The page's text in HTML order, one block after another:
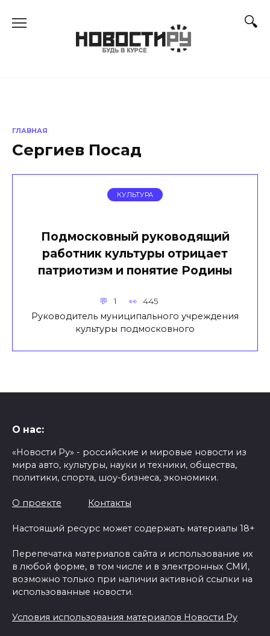
ГЛАВНАЯ
Сергиев Посад
КУЛЬТУРА
Подмосковный руководящий
работник культуры отрицает
патриотизм и понятие Родины
1 445
Руководитель муниципального учреждения
культуры подмосковного
О нас:
«Новости Ру» - российские и мировые новости из
мира авто, культуры, науки и техники, общества,
политики, спорта, шоу-бизнеса, экономики.
О проекте Контакты
Настоящий ресурс может содержать материалы 18+
Перепечатка материалов сайта и использование их
в любой форме, в том числе и в электронных СМИ,
возможно только при наличии активной ссылки на
использованные новости.
Условия использования материалов Новости Ру